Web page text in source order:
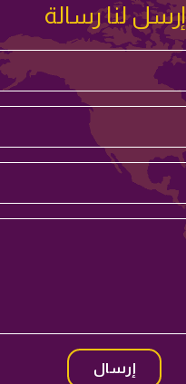
إرسل لنا رسالة
إرسال